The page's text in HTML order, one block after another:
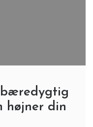
bæredygtig
højner din